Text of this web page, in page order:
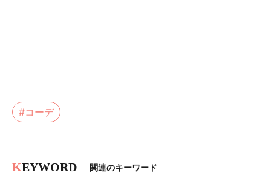
#コーデ
KEYWORD 関連のキーワード